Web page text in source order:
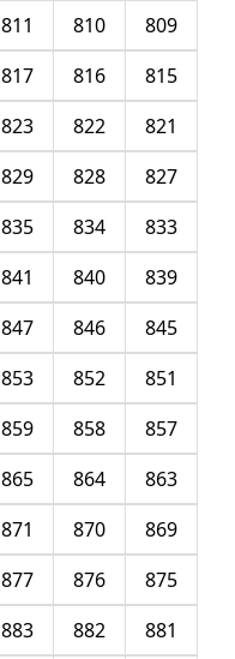
809
810
811
815
816
817
821
822
823
827
828
829
833
834
835
839
840
841
845
846
847
851
852
853
857
858
859
863
864
865
869
870
871
875
876
877
881
882
883